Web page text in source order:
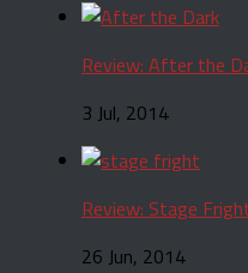
Review: After the
3 Jul, 2014
Review: Stage
26 Jun, 2014